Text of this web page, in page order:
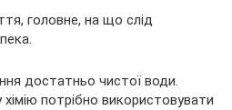
головне, на що слід
достатньо чистої води.
потрібно використовувати